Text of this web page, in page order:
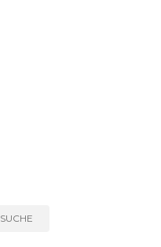
SUCHE